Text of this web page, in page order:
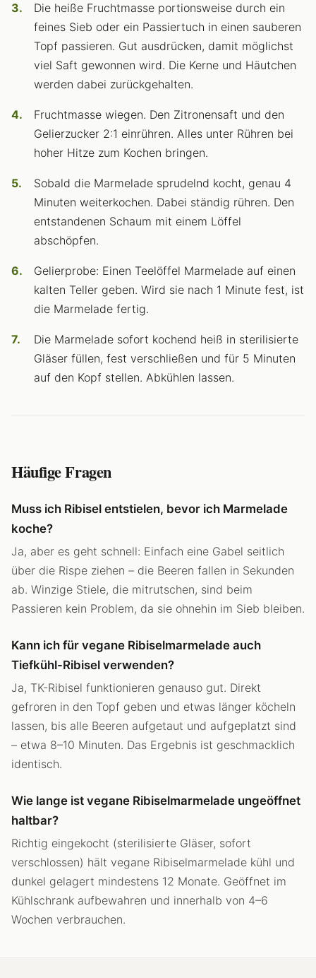
Die heiße Fruchtmasse portionsweise durch ein
feines Sieb oder ein Passiertuch in einen sauberen
Topf passieren. Gut ausdrücken, damit möglichst
viel Saft gewonnen wird. Die Kerne und Häutchen
werden dabei zurückgehalten.
Fruchtmasse wiegen. Den Zitronensaft und den
Gelierzucker 2:1 einrühren. Alles unter Rühren bei
hoher Hitze zum Kochen bringen.
Sobald die Marmelade sprudelnd kocht, genau 4
Minuten weiterkochen. Dabei ständig rühren. Den
entstandenen Schaum mit einem Löffel
abschöpfen.
Gelierprobe: Einen Teelöffel Marmelade auf einen
kalten Teller geben. Wird sie nach 1 Minute fest, ist
die Marmelade fertig.
Die Marmelade sofort kochend heiß in sterilisierte
Gläser füllen, fest verschließen und für 5 Minuten
auf den Kopf stellen. Abkühlen lassen.
Häufige Fragen
Muss ich Ribisel entstielen, bevor ich Marmelade
koche?
Ja, aber es geht schnell: Einfach eine Gabel seitlich
über die Rispe ziehen – die Beeren fallen in Sekunden
ab. Winzige Stiele, die mitrutschen, sind beim
Passieren kein Problem, da sie ohnehin im Sieb bleiben.
Kann ich für vegane Ribiselmarmelade auch
Tiefkühl-Ribisel verwenden?
Ja, TK-Ribisel funktionieren genauso gut. Direkt
gefroren in den Topf geben und etwas länger köcheln
lassen, bis alle Beeren aufgetaut und aufgeplatzt sind
– etwa 8–10 Minuten. Das Ergebnis ist geschmacklich
identisch.
Wie lange ist vegane Ribiselmarmelade ungeöffnet
haltbar?
Richtig eingekocht (sterilisierte Gläser, sofort
verschlossen) hält vegane Ribiselmarmelade kühl und
dunkel gelagert mindestens 12 Monate. Geöffnet im
Kühlschrank aufbewahren und innerhalb von 4–6
Wochen verbrauchen.